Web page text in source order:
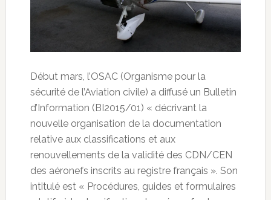
Début mars, l’OSAC (Organisme pour la
sécurité de l’Aviation civile) a diffusé un Bulletin
d’Information (BI2015/01) « décrivant la
nouvelle organisation de la documentation
relative aux classifications et aux
renouvellements de la validité des CDN/CEN
des aéronefs inscrits au registre français ». Son
intitulé est « Procédures, guides et formulaires